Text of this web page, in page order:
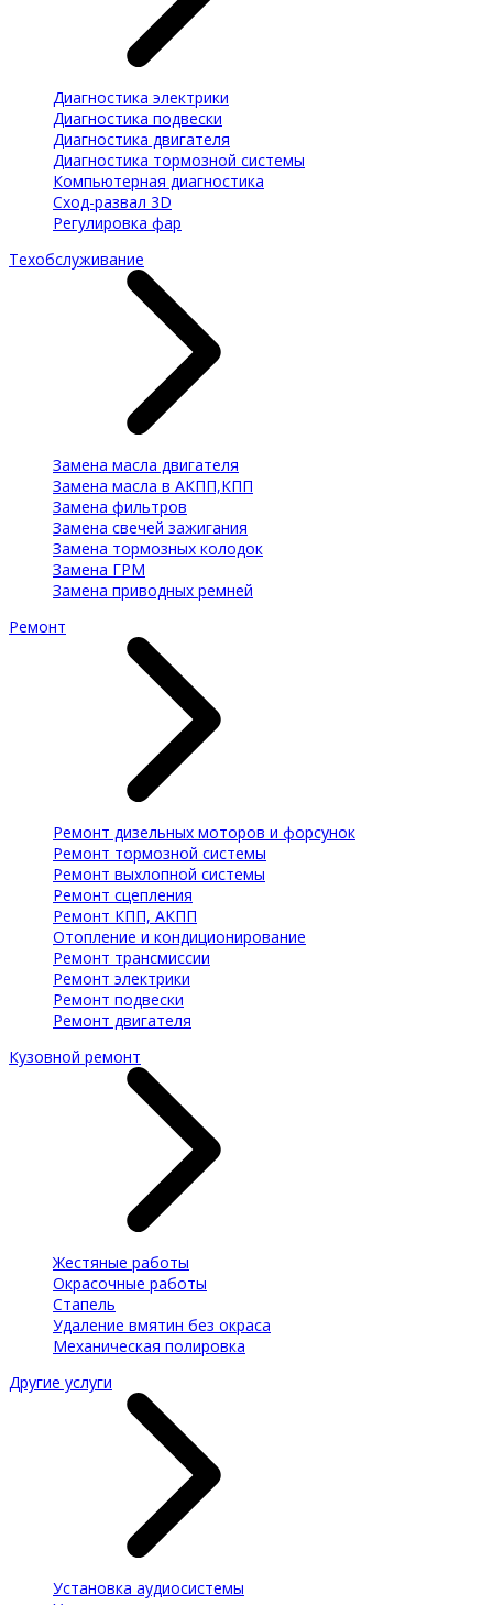
Диагностика электрики
Диагностика подвески
Диагностика двигателя
Диагностика тормозной системы
Компьютерная диагностика
Сход-развал 3D
Регулировка фар
Техобслуживание
Замена масла двигателя
Замена масла в АКПП,КПП
Замена фильтров
Замена свечей зажигания
Замена тормозных колодок
Замена ГРМ
Замена приводных ремней
Ремонт
Ремонт дизельных моторов и форсунок
Ремонт тормозной системы
Ремонт выхлопной системы
Ремонт сцепления
Ремонт КПП, АКПП
Отопление и кондиционирование
Ремонт трансмиссии
Ремонт электрики
Ремонт подвески
Ремонт двигателя
Кузовной ремонт
Жестяные работы
Окрасочные работы
Стапель
Удаление вмятин без окраса
Механическая полировка
Другие услуги
Установка аудиосистемы